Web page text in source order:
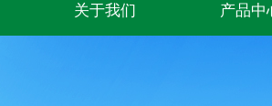
关于我们 产品中